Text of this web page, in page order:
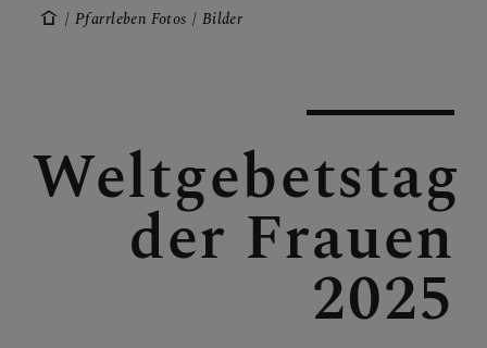
SAKRAMENTE
Pfarrleben Fotos Bilder
Weltgebetstag
der Frauen
2025